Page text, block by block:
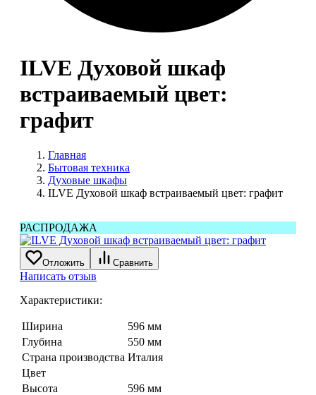
ILVE Духовой шкаф
встраиваемый цвет:
графит
Главная
Бытовая техника
Духовые шкафы
ILVE Духовой шкаф встраиваемый цвет: графит
РАСПРОДАЖА
Отложить Сравнить
Написать отзыв
Характеристики:
Ширина
596 мм
Глубина
550 мм
Страна производства Италия
Цвет
Высота
596 мм